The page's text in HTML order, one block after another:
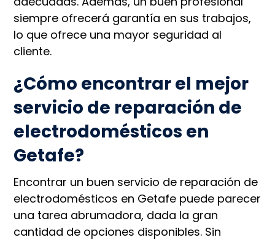
siempre ofrecerá garantía en sus trabajos,
lo que ofrece una mayor seguridad al
cliente.
¿Cómo encontrar el mejor
servicio de reparación de
electrodomésticos en
Getafe?
Encontrar un buen servicio de reparación de
electrodomésticos en Getafe puede parecer
una tarea abrumadora, dada la gran
cantidad de opciones disponibles. Sin